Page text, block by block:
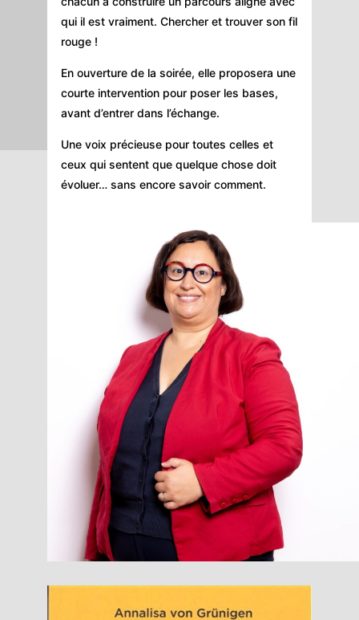
qui il est vraiment. Chercher et trouver son fil
rouge !
En ouverture de la soirée, elle proposera une
courte intervention pour poser les bases,
avant d’entrer dans l’échange.
Une voix précieuse pour toutes celles et
ceux qui sentent que quelque chose doit
évoluer… sans encore savoir comment.